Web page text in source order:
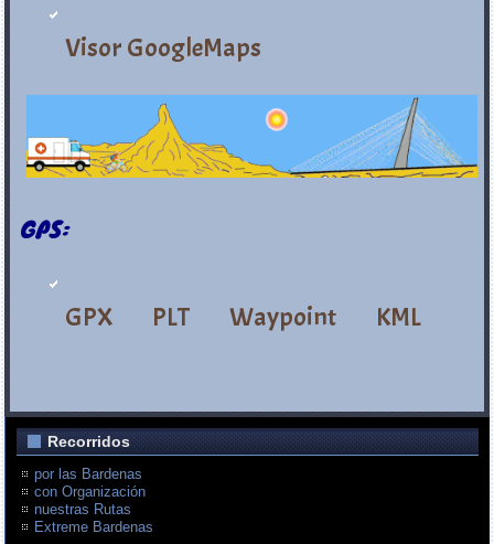
Visor GoogleMaps
GPS:
GPX PLT Waypoint KML
Recorridos
por las Bardenas
con Organización
nuestras Rutas
Extreme Bardenas